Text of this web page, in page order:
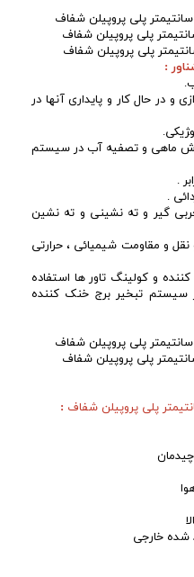
:
و در حال کار و پایداری آنها در
ماهی و تصفیه آب در سیستم
گیر و ته نشینی و ته نشین
و مقاومت شیمیائی ، حرارتی
و کولینگ تاور ها استفاده
تبخیر برج خنک کننده
:
شده خارجی